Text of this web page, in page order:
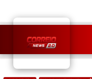
content